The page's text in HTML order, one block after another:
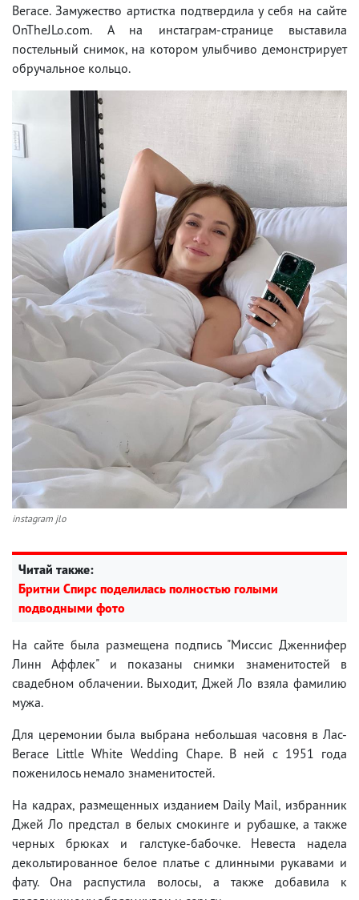
Вегасе. Замужество артистка подтвердила у себя на сайте
OnTheJLo.com. А на инстаграм-странице выставила
постельный снимок, на котором улыбчиво демонстрирует
обручальное кольцо.
instagram jlo
Читай также:
Бритни Спирс поделилась полностью голыми
подводными фото
На сайте была размещена подпись "Миссис Дженнифер
Линн Аффлек" и показаны снимки знаменитостей в
свадебном облачении. Выходит, Джей Ло взяла фамилию
мужа.
Для церемонии была выбрана небольшая часовня в Лас-
Вегасе Little White Wedding Chape. В ней с 1951 года
поженилось немало знаменитостей.
На кадрах, размещенных изданием Daily Mail, избранник
Джей Ло предстал в белых смокинге и рубашке, а также
черных брюках и галстуке-бабочке. Невеста надела
декольтированное белое платье с длинными рукавами и
фату. Она распустила волосы, а также добавила к